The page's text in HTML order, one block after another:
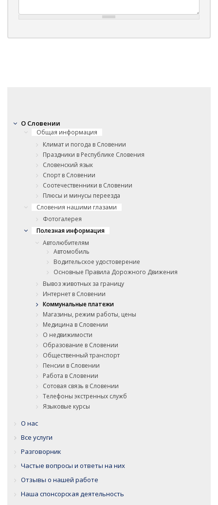
О Словении
Общая информация
Климат и погода в Словении
Праздники в Республике Словения
Словенский язык
Спорт в Словении
Соотечественники в Словении
Плюсы и минусы переезда
Словения нашими глазами
Фотогалерея
Полезная информация
Автолюбителям
Автомобиль
Водительское удостоверение
Основные Правила Дорожного Движения
Вывоз животных за границу
Интернет в Словении
Коммунальные платежи
Магазины, режим работы, цены
Медицина в Словении
О недвижимости
Образование в Словении
Общественный транспорт
Пенсии в Словении
Работа в Словении
Сотовая связь в Словении
Телефоны экстренных служб
Языковые курсы
О нас
Все услуги
Разговорник
Частые вопросы и ответы на них
Отзывы о нашей работе
Наша спонсорская деятельность